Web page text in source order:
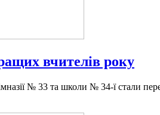
вчителів року
№ 33 та школи № 34-ї стали